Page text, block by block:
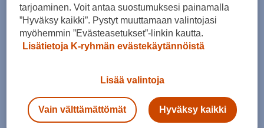
tarjoaminen. Voit antaa suostumuksesi painamalla
”Hyväksy kaikki”. Pystyt muuttamaan valintojasi
myöhemmin ”Evästeasetukset”-linkin kautta.
Lisätietoja K-ryhmän evästekäytännöistä
Lisää valintoja
Vain välttämättömät Hyväksy kaikki